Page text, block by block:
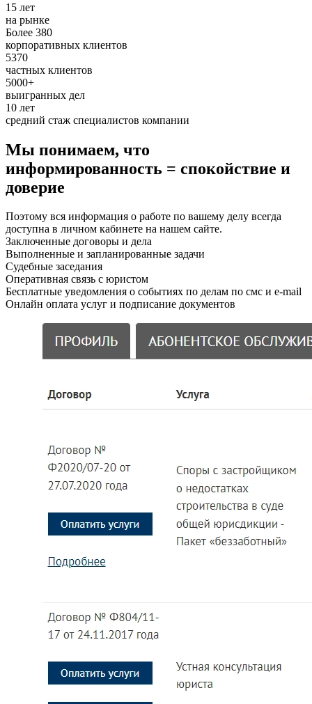
15 лет
на рынке
Более 380
корпоративных клиентов
5370
частных клиентов
5000+
выигранных дел
10 лет
средний стаж специалистов компании
Мы понимаем, что
информированность = спокойствие и
доверие
Поэтому вся информация о работе по вашему делу всегда
доступна в личном кабинете на нашем сайте.
Заключенные договоры и дела
Выполненные и запланированные задачи
Судебные заседания
Оперативная связь с юристом
Бесплатные уведомления о событиях по делам по смс и e-mail
Онлайн оплата услуг и подписание документов